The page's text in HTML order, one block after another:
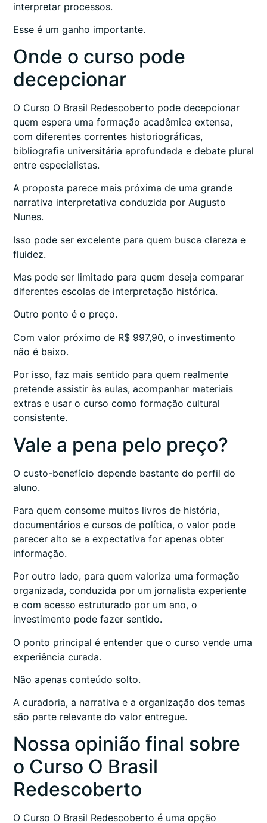
interpretar processos.
Esse é um ganho importante.
Onde o curso pode
decepcionar
O Curso O Brasil Redescoberto pode decepcionar
quem espera uma formação acadêmica extensa,
com diferentes correntes historiográficas,
bibliografia universitária aprofundada e debate plural
entre especialistas.
A proposta parece mais próxima de uma grande
narrativa interpretativa conduzida por Augusto
Nunes.
Isso pode ser excelente para quem busca clareza e
fluidez.
Mas pode ser limitado para quem deseja comparar
diferentes escolas de interpretação histórica.
Outro ponto é o preço.
Com valor próximo de R$ 997,90, o investimento
não é baixo.
Por isso, faz mais sentido para quem realmente
pretende assistir às aulas, acompanhar materiais
extras e usar o curso como formação cultural
consistente.
Vale a pena pelo preço?
O custo-benefício depende bastante do perfil do
aluno.
Para quem consome muitos livros de história,
documentários e cursos de política, o valor pode
parecer alto se a expectativa for apenas obter
informação.
Por outro lado, para quem valoriza uma formação
organizada, conduzida por um jornalista experiente
e com acesso estruturado por um ano, o
investimento pode fazer sentido.
O ponto principal é entender que o curso vende uma
experiência curada.
Não apenas conteúdo solto.
A curadoria, a narrativa e a organização dos temas
são parte relevante do valor entregue.
Nossa opinião final sobre
o Curso O Brasil
Redescoberto
O Curso O Brasil Redescoberto é uma opção